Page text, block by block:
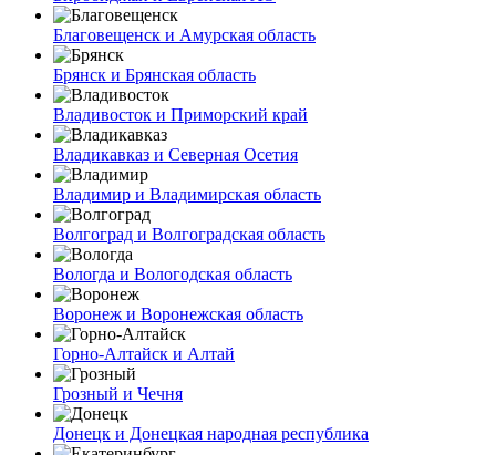
Благовещенск и Амурская область
Брянск и Брянская область
Владивосток и Приморский край
Владикавказ и Северная Осетия
Владимир и Владимирская область
Волгоград и Волгоградская область
Вологда и Вологодская область
Воронеж и Воронежская область
Горно-Алтайск и Алтай
Грозный и Чечня
Донецк и Донецкая народная республика